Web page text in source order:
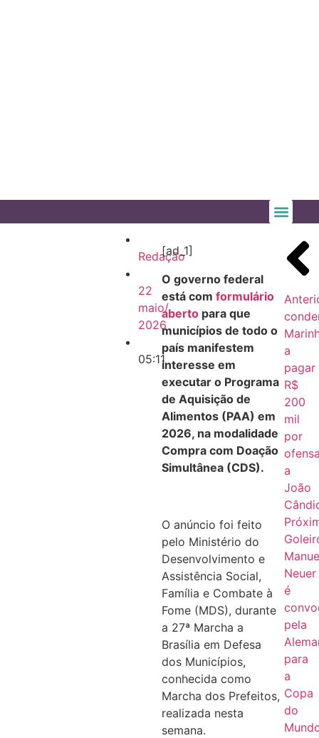
Redação
22
maio/
2026
05:11
[ad_1]
O governo federal
está comformulário
aberto para que
municípios de todo o
país manifestem
interesse em
executar o Programa
de Aquisição de
Alimentos (PAA) em
2026, na modalidade
Compra com Doação
Simultânea (CDS).
O anúncio foi feito
pelo Ministério do
Desenvolvimento e
Assistência Social,
Família e Combate à
Fome (MDS), durante
a 27ª Marcha a
Brasília em Defesa
dos Municípios,
conhecida como
Marcha dos Prefeitos,
realizada nesta
semana.
a
pagar
R$
200
mil
por
a
João
Neuer
é
pela
para
a
Copa
do